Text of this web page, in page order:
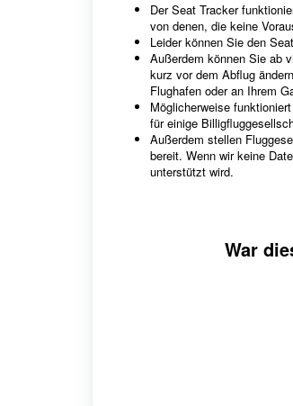
Der Seat Tracker
von denen, die keine
Leider können Sie den
Außerdem können Sie ab
kurz vor dem Abflug
Flughafen oder an Ihrem
Möglicherweise
für einige
Außerdem stellen
bereit. Wenn wir keine
unterstützt wird.
War